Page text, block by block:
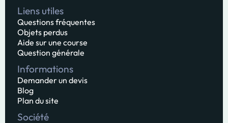
Liens utiles
Questions fréquentes
Objets perdus
Aide sur une course
Question générale
Informations
Demander un devis
Blog
Plan du site
Société